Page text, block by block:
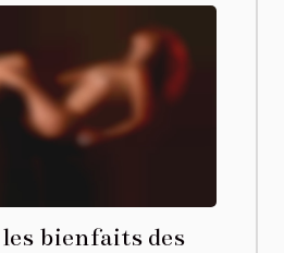
bienfaits des